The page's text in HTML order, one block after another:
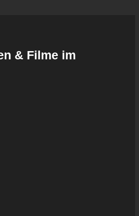
& Filme im